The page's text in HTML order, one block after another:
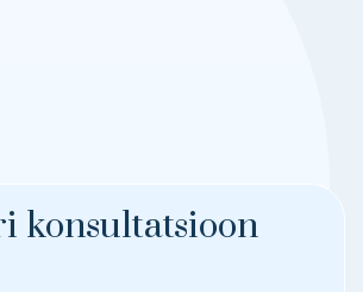
konsultatsioon